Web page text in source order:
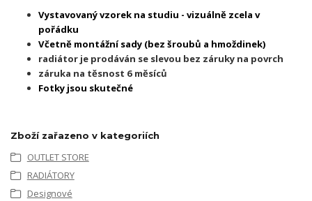
Vystavovaný vzorek na studiu - vizuálně zcela v
pořádku
Včetně montážní sady (bez šroubů a hmoždinek)
radiátor je prodáván se slevou bez záruky na povrch
záruka na těsnost 6 měsíců
Fotky jsou skutečné
Zboží zařazeno v kategoriích
OUTLET STORE
RADIÁTORY
Designové